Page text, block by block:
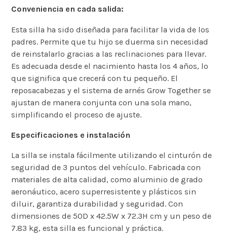
Conveniencia en cada salida:
Esta silla ha sido diseñada para facilitar la vida de los
padres. Permite que tu hijo se duerma sin necesidad
de reinstalarlo gracias a las reclinaciones para llevar.
Es adecuada desde el nacimiento hasta los 4 años, lo
que significa que crecerá con tu pequeño. El
reposacabezas y el sistema de arnés Grow Together se
ajustan de manera conjunta con una sola mano,
simplificando el proceso de ajuste.
Especificaciones e instalación
La silla se instala fácilmente utilizando el cinturón de
seguridad de 3 puntos del vehículo. Fabricada con
materiales de alta calidad, como aluminio de grado
aeronáutico, acero superresistente y plásticos sin
diluir, garantiza durabilidad y seguridad. Con
dimensiones de 50D x 42.5W x 72.3H cm y un peso de
7.83 kg, esta silla es funcional y práctica.